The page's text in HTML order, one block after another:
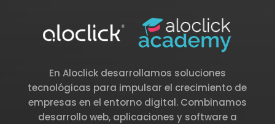
En Aloclick desarrollamos soluciones
tecnológicas para impulsar el crecimiento de
empresas en el entorno digital. Combinamos
desarrollo web, aplicaciones y software a